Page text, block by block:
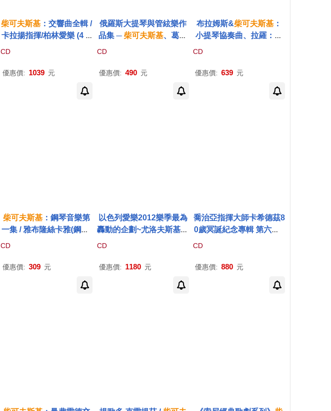
柴可夫斯基 ：交響曲全輯 /
卡拉揚指揮/柏林愛樂 (4 C
D + Blu-ray Audio)(Tchai
1-6 / Herbert Von Karaja
er (4 CD+Blu-ray Audio))
CD
優惠價: 1039 元
俄羅斯大提琴與管絃樂作
品集 ─柴可夫斯基、葛拉
祖諾夫、普羅高菲
CD
優惠價: 490 元
布拉姆斯&柴可夫斯基 ：
小提琴協奏曲、拉羅：西
班牙交響曲、布拉姆斯：
D】(Brahms & Tchaikov
alo : Symphonie Espagn
CD
優惠價: 639 元
柴可夫斯基 ：鋼琴音樂第
一集 / 雅布隆絲卡雅(鋼琴)
(Tchaikovsky: Piano Mu
ya)
CD
優惠價: 309 元
以色列愛樂2012樂季最為
轟動的企劃~尤洛夫斯基指
揮
Dame / Vladimir Jurows
CD
優惠價: 1180 元
喬治亞指揮大師卡希德茲8
0歲冥誕紀念專輯 第六輯~
柴可夫斯基
茲 (2CD)(Kakhidze cond
concerto No.1 and The
CD
優惠價: 880 元